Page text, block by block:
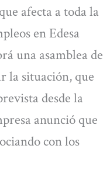
afecta a toda la
en Edesa
una asamblea de
la situación, que
desde la
anunció que
con los